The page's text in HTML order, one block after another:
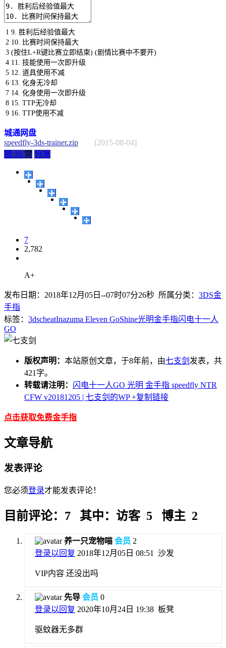
1
2
3
4
5
6
7
8
9
9. 胜利后经验值最大
10.
比赛时间保持最大
(按住L+R键比赛立即结束) (剧情比赛中不要开)
11.
技能使用一次即升级
12. 道具使用不减
13. 化身无冷却
14. 化身使用一次即升级
15. TTP无冷却
16. TTP使用不减
城通网盘
speedfly-3ds-trainer.zip
[2015-08-04]
赞 31 赏 分享
7
2,782
A+
发布日期：2018年12月05日--07时07分26秒 所属分类： 3DS金
手指
标签： 3dscheatInazuma Eleven GoShine光明金手指闪电十一人
GO
版权声明： 本站原创文章，于8年前，由七支剑 发表，共
421字。
转载请注明： 闪电十一人GO 光明 金手指 speedfly NTR
CFW v20181205 | 七支剑的WP+复制链接
点击获取免费金手指
文章导航
发表评论
您必须登录才能发表评论！
目前评论：7 其中：访客 5 博主 2
养一只宠物喵 会员 2
登录以回复 2018年12月05日 08:51 沙发
VIP内容 还没出吗
先导 会员 0
登录以回复 2020年10月24日 19:38 板凳
驱蚊器无多群